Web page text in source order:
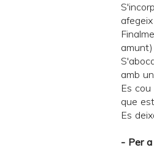
amb
Es
que
Es
- Per a